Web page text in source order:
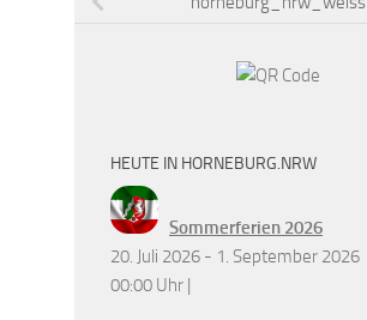
HEUTE IN HORNEBURG.NRW
Sommerferien 2026
20. Juli 2026 - 1. September 2026
00:00 Uhr |